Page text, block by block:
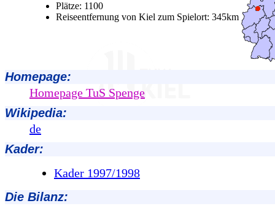
Plätze: 1100
Reiseentfernung von Kiel zum Spielort: 345km
Homepage:
Homepage TuS Spenge
Wikipedia:
de
Kader:
Kader 1997/1998
Die Bilanz: